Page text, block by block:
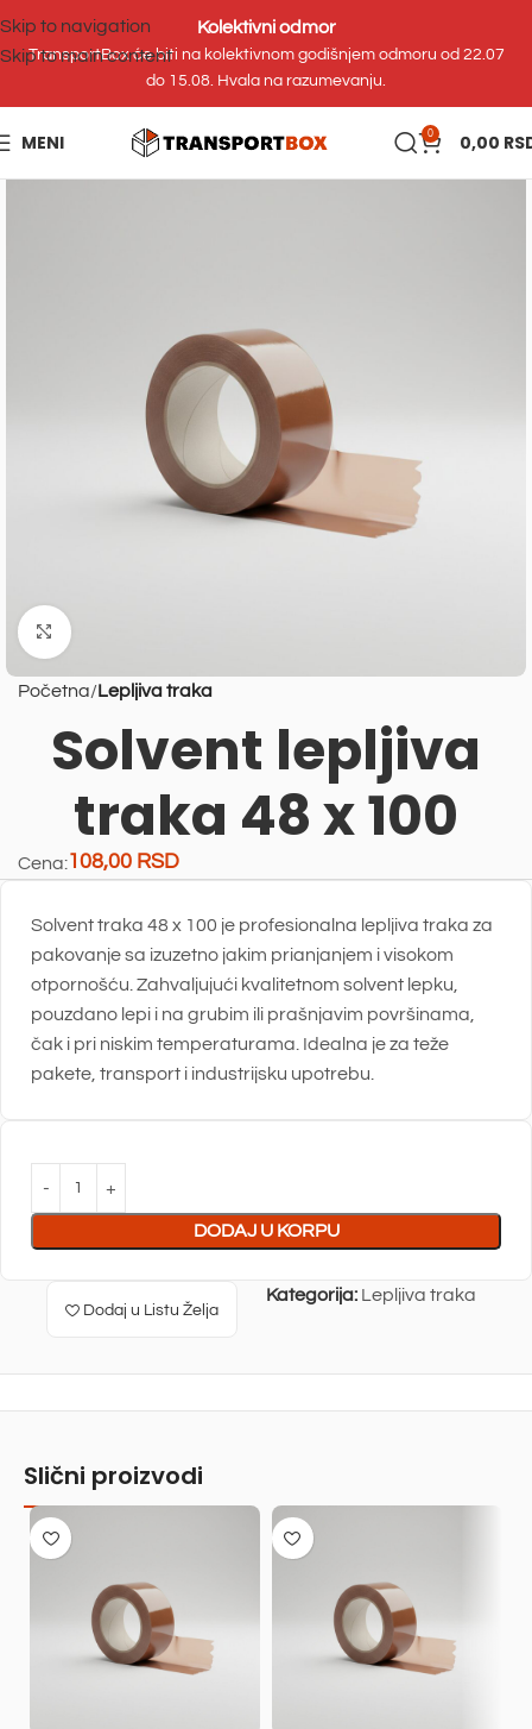
Kolektivni odmor
TransportBox će biti na kolektivnom godišnjem odmoru od 22.07
do 15.08. Hvala na razumevanju.
Skip to navigation
Skip to main content
MENI 0 0,00
Uvećaj sliku
Početna Lepljiva traka
Solvent lepljiva
traka 48 x 100
Cena:108,00 RSD
Solvent traka 48 x 100 je profesionalna lepljiva traka za
pakovanjesa izuzetno jakim prianjanjem i visokom
otpornošću. Zahvaljujući kvalitetnom solvent lepku,
pouzdano lepi i na grubim ili prašnjavim površinama,
čak i pri niskim temperaturama. Idealna je za teže
pakete, transport i industrijsku upotrebu.
DODAJ U KORPU
Kategorija: Lepljiva traka
Dodaj u Listu Želja
Slični proizvodi